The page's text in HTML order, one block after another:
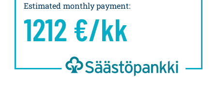
Estimated monthly payment:
1212 €/kk